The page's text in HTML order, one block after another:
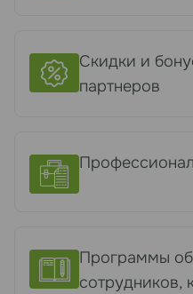
Скидки и
партнеров
Программы
сотрудников,